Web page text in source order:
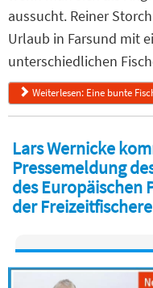
aussucht. Reiner
Urlaub in Farsund mit
unterschiedlichen
Weiterlesen: Eine bunte
Lars Wernicke
Pressemeldung
des Europäischen
der